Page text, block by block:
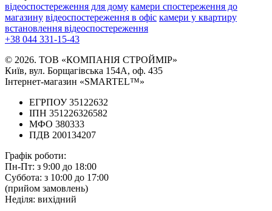
відеоспостереження для дому камери спостереження до
магазину відеоспостереження в офіс камери у квартиру
встановлення відеоспостереження
+38 044 331-15-43
© 2026. ТОВ «КОМПАНІЯ СТРОЙМІР»
Київ, вул. Борщагівська 154А, оф. 435
Інтернет-магазин «SMARTEL™»
ЕГРПОУ 35122632
ІПН 351226326582
МФО 380333
ПДВ 200134207
Графік роботи:
Пн-Пт: з 9:00 до 18:00
Суббота: з 10:00 до 17:00
(прийом замовлень)
Неділя: вихідний